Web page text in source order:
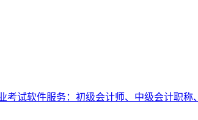
试软件服务：初级会计师、中级会计职